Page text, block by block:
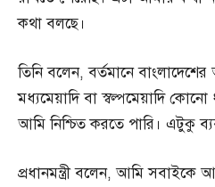
কথা বলছে।
তিনি বলেন, বর্তমানে বাংলাদেশের
মধ্যমেয়াদি বা স্বল্পমেয়াদি
আমি নিশ্চিত করতে পারি। এটুকু
প্রধানমন্ত্রী বলেন, আমি সবাইকে